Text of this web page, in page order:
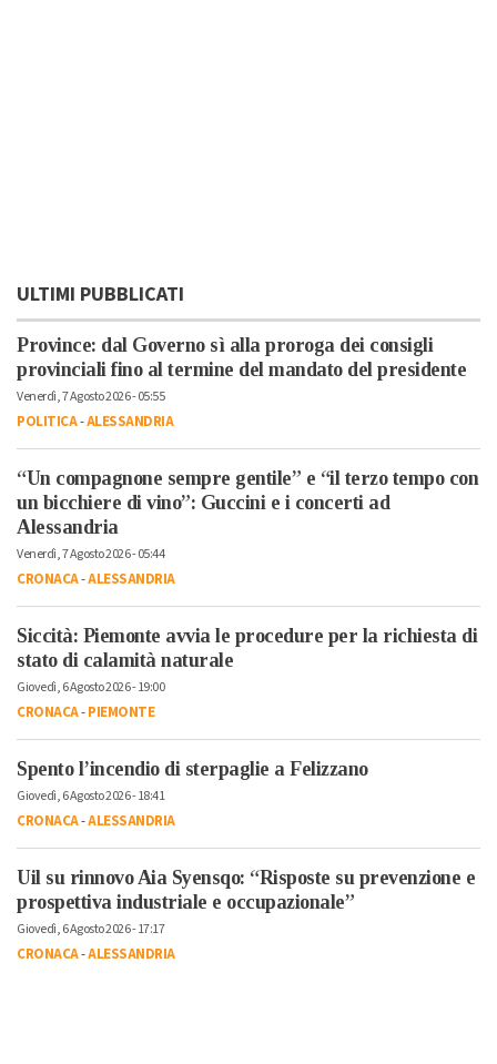
ULTIMI PUBBLICATI
Province: dal Governo sì alla proroga dei consigli
provinciali fino al termine del mandato del presidente
Venerdì, 7 Agosto 2026 - 05:55
POLITICA-ALESSANDRIA
“Un compagnone sempre gentile” e “il terzo tempo con
un bicchiere di vino”: Guccini e i concerti ad
Alessandria
Venerdì, 7 Agosto 2026 - 05:44
CRONACA-ALESSANDRIA
Siccità: Piemonte avvia le procedure per la richiesta di
stato di calamità naturale
Giovedì, 6 Agosto 2026 - 19:00
CRONACA-PIEMONTE
Spento l’incendio di sterpaglie a Felizzano
Giovedì, 6 Agosto 2026 - 18:41
CRONACA-ALESSANDRIA
Uil su rinnovo Aia Syensqo: “Risposte su prevenzione e
prospettiva industriale e occupazionale”
Giovedì, 6 Agosto 2026 - 17:17
CRONACA-ALESSANDRIA